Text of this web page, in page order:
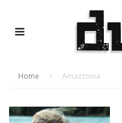
Home Amazzonia